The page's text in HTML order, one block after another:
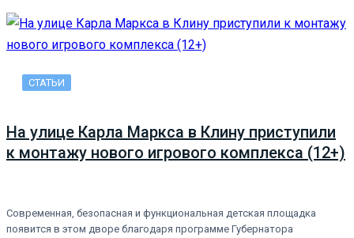
СТАТЬИ
На улице Карла Маркса в Клину приступили
к монтажу нового игрового комплекса (12+)
Современная, безопасная и функциональная детская площадка
появится в этом дворе благодаря программе Губернатора